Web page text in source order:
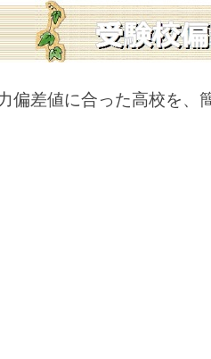
偏差値に合った高校を、